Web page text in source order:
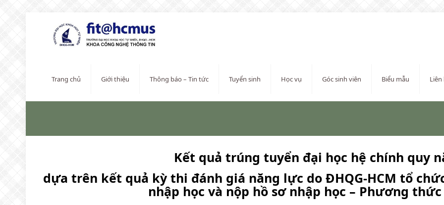
Trang chủ Giới thiệu Thông báo – Tin tức Tuyển sinh Học vụ Góc sinh viên Biểu mẫu Liên
Kết quả trúng tuyển đại học hệ chính quy
dựa trên kết quả kỳ thi đánh giá năng lực do ĐHQG-HCM tổ
nhập học và nộp hồ sơ nhập học – Phương